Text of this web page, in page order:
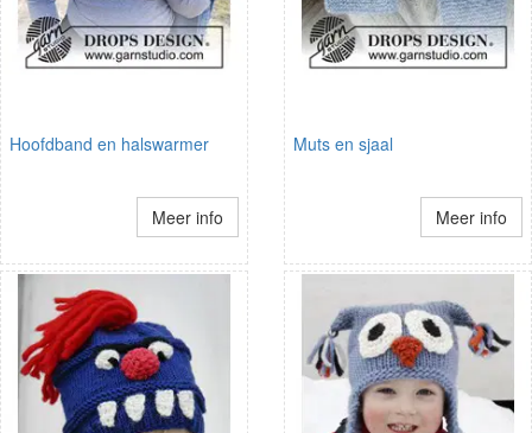
Hoofdband en halswarmer
Meer info
Muts en sjaal
Meer info